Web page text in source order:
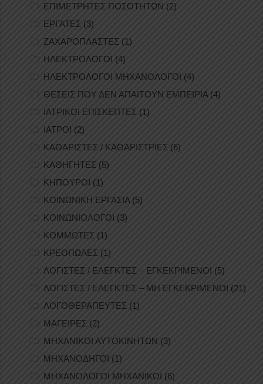
ΕΠΙΜΕΤΡΗΤΕΣ ΠΟΣΟΤΗΤΩΝ (2)
ΕΡΓΑΤΕΣ (3)
ΖΑΧΑΡΟΠΛΑΣΤΕΣ (1)
ΗΛΕΚΤΡΟΛΟΓΟΙ (4)
ΗΛΕΚΤΡΟΛΟΓΟΙ ΜΗΧΑΝΟΛΟΓΟΙ (4)
ΘΕΣΕΙΣ ΠΟΥ ΔΕΝ ΑΠΑΙΤΟΥΝ ΕΜΠΕΙΡΙΑ(4)
ΙΑΤΡΙΚΟΙ ΕΠΙΣΚΕΠΤΕΣ (1)
ΙΑΤΡΟΙ (2)
ΚΑΘΑΡΙΣΤΕΣ / ΚΑΘΑΡΙΣΤΡΙΕΣ (6)
ΚΑΘΗΓΗΤΕΣ (5)
ΚΗΠΟΥΡΟΙ (1)
ΚΟΙΝΩΝΙΚΗ ΕΡΓΑΣΙΑ(5)
ΚΟΙΝΩΝΙΟΛΟΓΟΙ (3)
ΚΟΜΜΩΤΕΣ (1)
ΚΡΕΟΠΩΛΕΣ (1)
ΛΟΓΙΣΤΕΣ / ΕΛΕΓΚΤΕΣ – ΕΓΚΕΚΡΙΜΕΝΟΙ (5)
ΛΟΓΙΣΤΕΣ / ΕΛΕΓΚΤΕΣ – ΜΗ ΕΓΚΕΚΡΙΜΕΝΟΙ (21)
ΛΟΓΟΘΕΡΑΠΕΥΤΕΣ (1)
ΜΑΓΕΙΡΕΣ (2)
ΜΗΧΑΝΙΚΟΙ ΑΥΤΟΚΙΝΗΤΩΝ (3)
ΜΗΧΑΝΟΔΗΓΟΙ (1)
ΜΗΧΑΝΟΛΟΓΟΙ ΜΗΧΑΝΙΚΟΙ (6)